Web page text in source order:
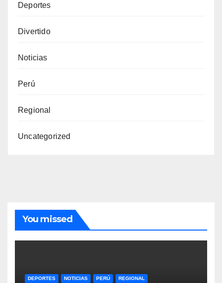
Deportes
Divertido
Noticias
Perú
Regional
Uncategorized
You missed
DEPORTES NOTICIAS PERÚ REGIONAL